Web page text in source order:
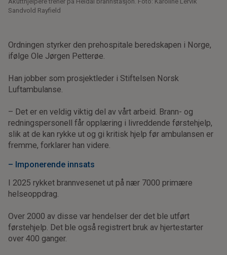
Sandvold Rayfield
Ordningen styrker den prehospitale beredskapen i Norge,
ifølge Ole Jørgen Petterøe.
Han jobber som prosjektleder i Stiftelsen Norsk
Luftambulanse.
– Det er en veldig viktig del av vårt arbeid. Brann- og
redningspersonell får opplæring i livreddende førstehjelp,
slik at de kan rykke ut og gi kritisk hjelp før ambulansen er
fremme, forklarer han videre.
– Imponerende innsats
I 2025 rykket brannvesenet ut på nær 7000 primære
helseoppdrag.
Over 2000 av disse var hendelser der det ble utført
førstehjelp. Det ble også registrert bruk av hjertestarter
over 400 ganger.